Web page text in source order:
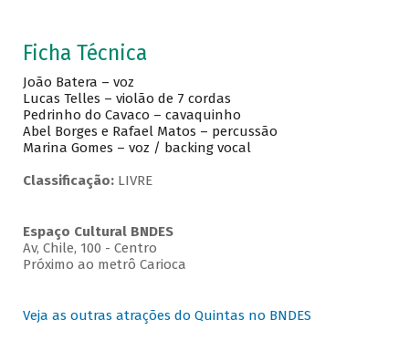
Ficha Técnica
João Batera – voz
Lucas Telles – violão de 7 cordas
Pedrinho do Cavaco – cavaquinho
Abel Borges e Rafael Matos – percussão
Marina Gomes – voz / backing vocal
Classificação: LIVRE
Espaço Cultural BNDES
Av, Chile, 100 - Centro
Próximo ao metrô Carioca
Veja as outras atrações do Quintas no BNDES